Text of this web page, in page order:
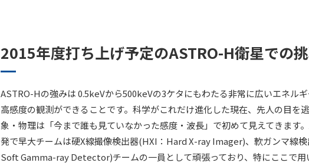
2015年度打ち上げ予定のASTRO-H衛星での
ASTRO-Hの強みは 0.5keVから500keVの3ケタにもわたる非常に広いエネル
高感度の観測ができることです。科学がこれだけ進化した現在、先人の目を
象・物理は「今まで誰も見ていなかった感度・波長」で初めて見えてきます
発で早大チームは硬X線撮像検出器(HXI：Hard X-ray Imager)、軟ガンマ線検
Soft Gamma-ray Detector)チームの一員として頑張っており、特にここで用